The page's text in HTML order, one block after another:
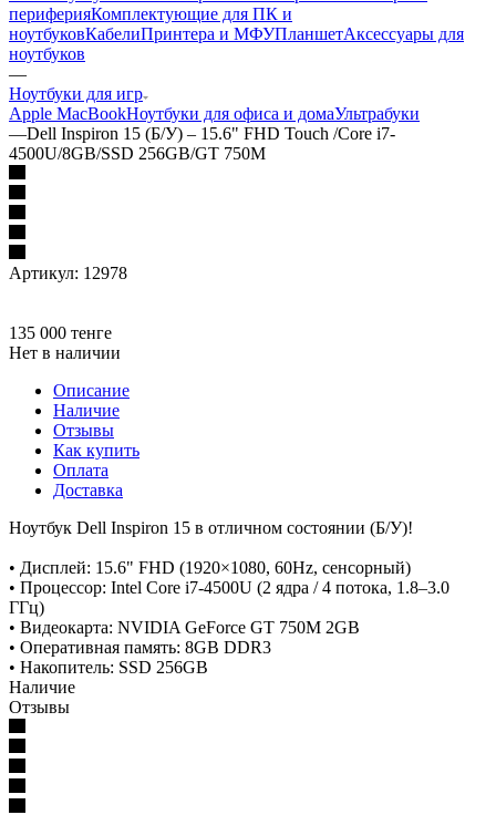
периферияКомплектующие для ПК и
ноутбуковКабелиПринтера и МФУПланшетАксессуары для
ноутбуков
—
Ноутбуки для игр
Apple MacBookНоутбуки для офиса и домаУльтрабуки
—Dell Inspiron 15 (Б/У) – 15.6" FHD Touch /Core i7-
4500U/8GB/SSD 256GB/GT 750M
Артикул: 12978
135 000 тенге
Нет в наличии
Описание
Наличие
Отзывы
Как купить
Оплата
Доставка
Ноутбук Dell Inspiron 15 в отличном состоянии (Б/У)!
• Дисплей: 15.6" FHD (1920×1080, 60Hz, сенсорный)
• Процессор: Intel Core i7-4500U (2 ядра / 4 потока, 1.8–3.0
ГГц)
• Видеокарта: NVIDIA GeForce GT 750M 2GB
• Оперативная память: 8GB DDR3
• Накопитель: SSD 256GB
Наличие
Отзывы